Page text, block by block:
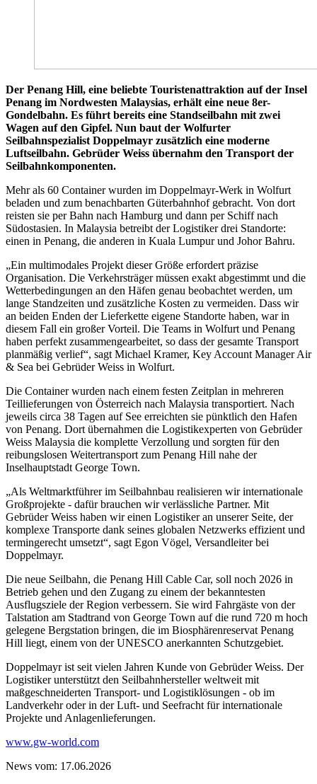
Der Penang Hill, eine beliebte Touristenattraktion auf der Insel
Penang im Nordwesten Malaysias, erhält eine neue 8er-
Gondelbahn. Es führt bereits eine Standseilbahn mit zwei
Wagen auf den Gipfel. Nun baut der Wolfurter
Seilbahnspezialist Doppelmayr zusätzlich eine moderne
Luftseilbahn. Gebrüder Weiss übernahm den Transport der
Seilbahnkomponenten.
Mehr als 60 Container wurden im Doppelmayr-Werk in Wolfurt
beladen und zum benachbarten Güterbahnhof gebracht. Von dort
reisten sie per Bahn nach Hamburg und dann per Schiff nach
Südostasien. In Malaysia betreibt der Logistiker drei Standorte:
einen in Penang, die anderen in Kuala Lumpur und Johor Bahru.
„Ein multimodales Projekt dieser Größe erfordert präzise
Organisation. Die Verkehrsträger müssen exakt abgestimmt und die
Wetterbedingungen an den Häfen genau beobachtet werden, um
lange Standzeiten und zusätzliche Kosten zu vermeiden. Dass wir
an beiden Enden der Lieferkette eigene Standorte haben, war in
diesem Fall ein großer Vorteil. Die Teams in Wolfurt und Penang
haben perfekt zusammengearbeitet, so dass der gesamte Transport
planmäßig verlief“, sagt Michael Kramer, Key Account Manager Air
& Sea bei Gebrüder Weiss in Wolfurt.
Die Container wurden nach einem festen Zeitplan in mehreren
Teillieferungen von Österreich nach Malaysia transportiert. Nach
jeweils circa 38 Tagen auf See erreichten sie pünktlich den Hafen
von Penang. Dort übernahmen die Logistikexperten von Gebrüder
Weiss Malaysia die komplette Verzollung und sorgten für den
reibungslosen Weitertransport zum Penang Hill nahe der
Inselhauptstadt George Town.
„Als Weltmarktführer im Seilbahnbau realisieren wir internationale
Großprojekte - dafür brauchen wir verlässliche Partner. Mit
Gebrüder Weiss haben wir einen Logistiker an unserer Seite, der
komplexe Transporte dank seines globalen Netzwerks effizient und
termingerecht umsetzt“, sagt Egon Vögel, Versandleiter bei
Doppelmayr.
Die neue Seilbahn, die Penang Hill Cable Car, soll noch 2026 in
Betrieb gehen und den Zugang zu einem der bekanntesten
Ausflugsziele der Region verbessern. Sie wird Fahrgäste von der
Talstation am Stadtrand von George Town auf die rund 720 m hoch
gelegene Bergstation bringen, die im Biosphärenreservat Penang
Hill liegt, einem von der UNESCO anerkannten Schutzgebiet.
Doppelmayr ist seit vielen Jahren Kunde von Gebrüder Weiss. Der
Logistiker unterstützt den Seilbahnhersteller weltweit mit
maßgeschneiderten Transport- und Logistiklösungen - ob im
Landverkehr oder in der Luft- und Seefracht für internationale
Projekte und Anlagenlieferungen.
www.gw-world.com
News vom: 17.06.2026